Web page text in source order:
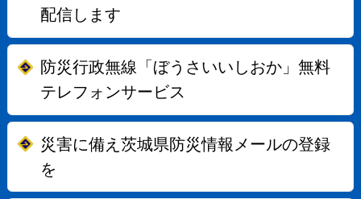
配信します
防災行政無線「ぼうさいいしおか」無料
テレフォンサービス
災害に備え茨城県防災情報メールの登録
を